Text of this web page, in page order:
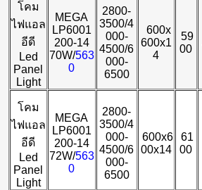
โคม
ไฟแอล
อีดี
Led
Panel
Light
MEGA
LP6001
200-14
70W/563
0
2800-
3500/4
000-
4500/6
000-
6500
600x
600x1
4
59
00
โคม
ไฟแอล
อีดี
Led
Panel
Light
MEGA
LP6001
200-14
72W/563
0
2800-
3500/4
000-
4500/6
000-
6500
600x6
00x14
61
00